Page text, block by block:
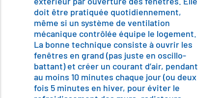
doit être pratiquée quotidiennement,
même si un système de ventilation
mécanique contrôlée équipe le logement.
La bonne technique consiste à ouvrir les
fenêtres en grand (pas juste en oscillo-
battant) et créer un courant d’air, pendant
au moins 10 minutes chaque jour (ou deux
fois 5 minutes en hiver, pour éviter le